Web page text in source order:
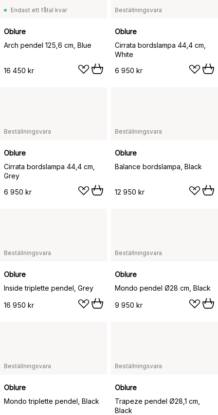
Endast ett fåtal kvar
Oblure
Arch pendel 125,6 cm, Blue
16 450 kr
Beställningsvara
Oblure
Cirrata bordslampa 44,4 cm,
White
6 950 kr
Beställningsvara
Oblure
Cirrata bordslampa 44,4 cm,
Grey
6 950 kr
Beställningsvara
Oblure
Balance bordslampa, Black
12 950 kr
Beställningsvara
Oblure
Inside triplette pendel, Grey
16 950 kr
Beställningsvara
Oblure
Mondo pendel Ø28 cm, Black
9 950 kr
Beställningsvara
Oblure
Mondo triplette pendel, Black
Beställningsvara
Oblure
Trapeze pendel Ø28,1 cm,
Black